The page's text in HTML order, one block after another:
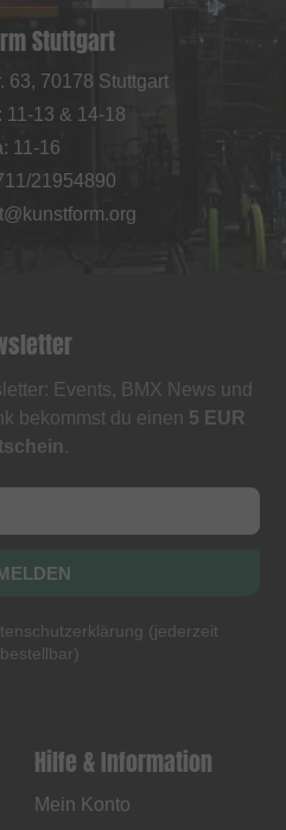
Stuttgart
63, 70178 Stuttgart
11-13 & 14-18
11-16
21954890
Events, BMX News und
bekommst du einen 5 EUR
.
(jederzeit
)
Hilfe & Information
Mein Konto